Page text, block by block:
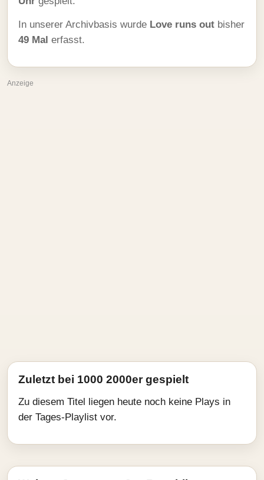
In unserer Archivbasis wurde Love runs out bisher
49 Mal erfasst.
Anzeige
Zuletzt bei 1000 2000er gespielt
Zu diesem Titel liegen heute noch keine Plays in
der Tages-Playlist vor.